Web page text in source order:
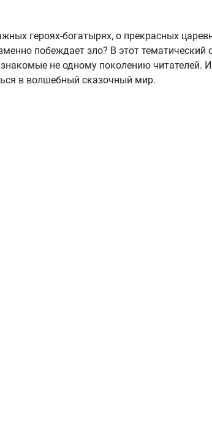
героях-богатырях, о прекрасных
побеждает зло? В этот тематический
не одному поколению читателей.
в волшебный сказочный мир.